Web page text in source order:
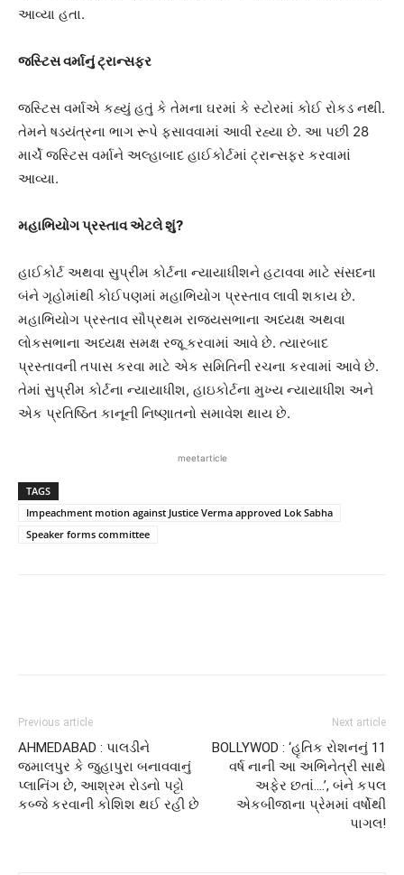
આવ્યા હતા.
જસ્ટિસ વર્માનું ટ્રાન્સફર
જસ્ટિસ વર્માએ કહ્યું હતું કે તેમના ઘરમાં કે સ્ટોરમાં કોઈ રોકડ નથી.
તેમને ષડયંત્રના ભાગ રૂપે ફસાવવામાં આવી રહ્યા છે. આ પછી 28
માર્ચે જસ્ટિસ વર્માને અલ્હાબાદ હાઈકોર્ટમાં ટ્રાન્સફર કરવામાં
આવ્યા.
મહાભિયોગ પ્રસ્તાવ એટલે શું?
હાઈકોર્ટ અથવા સુપ્રીમ કોર્ટના ન્યાયાધીશને હટાવવા માટે સંસદના
બંને ગૃહોમાંથી કોઈપણમાં મહાભિયોગ પ્રસ્તાવ લાવી શકાય છે.
મહાભિયોગ પ્રસ્તાવ સૌપ્રથમ રાજ્યસભાના અધ્યક્ષ અથવા
લોકસભાના અધ્યક્ષ સમક્ષ રજૂ કરવામાં આવે છે. ત્યારબાદ
પ્રસ્તાવની તપાસ કરવા માટે એક સમિતિની રચના કરવામાં આવે છે.
તેમાં સુપ્રીમ કોર્ટના ન્યાયાધીશ, હાઇકોર્ટના મુખ્ય ન્યાયાધીશ અને
એક પ્રતિષ્ઠિત કાનૂની નિષ્ણાતનો સમાવેશ થાય છે.
meetarticle
TAGS
Impeachment motion against Justice Verma approved Lok Sabha
Speaker forms committee
Previous article
AHMEDABAD : પાલડીને
જમાલપુર કે જુહાપુરા બનાવવાનું
પ્લાનિંગ છે, આશ્રમ રોડનો પટ્ટો
કબ્જે કરવાની કોશિશ થઈ રહી છે
Next article
BOLLYWOD : ‘હૃતિક રોશનનું 11
વર્ષ નાની આ અભિનેત્રી સાથે
અફેર છતાં….’, બંને કપલ
એકબીજાના પ્રેમમાં વર્ષોથી
પાગલ!